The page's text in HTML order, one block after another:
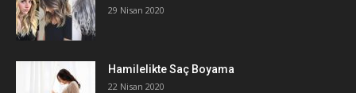
29 Nisan 2020
Hamilelikte Saç Boyama
22 Nisan 2020